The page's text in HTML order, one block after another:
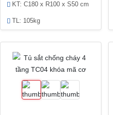
KT: C180 x R100 x S50 cm
TL: 105kg